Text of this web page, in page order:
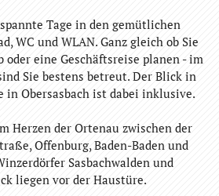
Tage in den gemütlichen
WC und WLAN. Ganz gleich ob Sie
eine Geschäftsreise planen - im
Sie bestens betreut. Der Blick in
in Obersasbach ist dabei inklusive.
Herzen der Ortenau zwischen der
Offenburg, Baden-Baden und
Sasbachwalden und
liegen vor der Haustüre.